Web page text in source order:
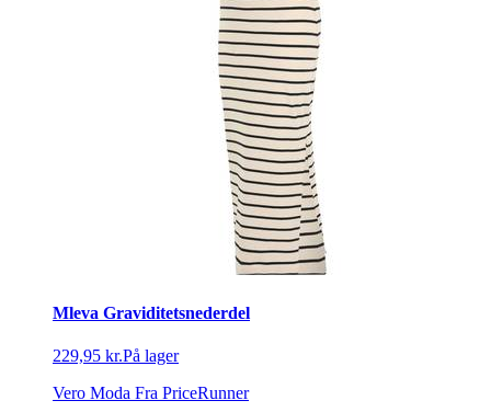
Mleva Graviditetsnederdel
229,95 kr.På lager
Vero Moda Fra PriceRunner